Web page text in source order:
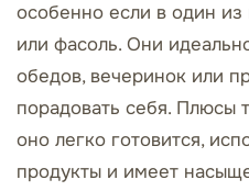
особенно если в один
или фасоль. Они
обедов, вечеринок или
порадовать себя. Плюсы
оно легко готовится,
продукты и имеет